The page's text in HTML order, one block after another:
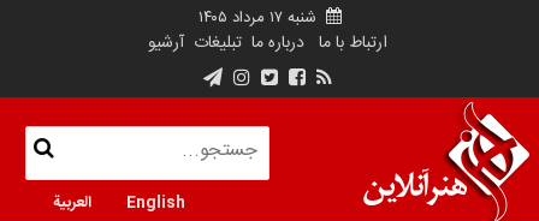
شنبه ۱۷ مرداد ۱۴۰۵
ارتباط با ما درباره ما تبلیغات آرشیو
English العربية